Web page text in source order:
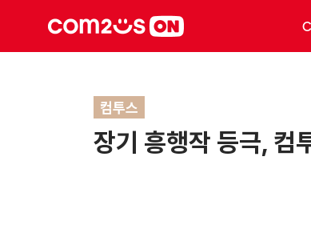
컴투스
장기 흥행작 등극, 컴